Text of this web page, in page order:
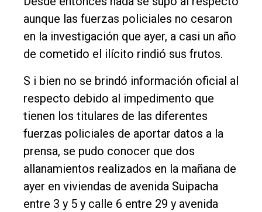
aunque las fuerzas policiales no cesaron
en la investigación que ayer, a casi un año
de cometido el ilícito rindió sus frutos.
S i bien no se brindó información oficial al
respecto debido al impedimento que
tienen los titulares de las diferentes
fuerzas policiales de aportar datos a la
prensa, se pudo conocer que dos
allanamientos realizados en la mañana de
ayer en viviendas de avenida Suipacha
entre 3 y 5 y calle 6 entre 29 y avenida